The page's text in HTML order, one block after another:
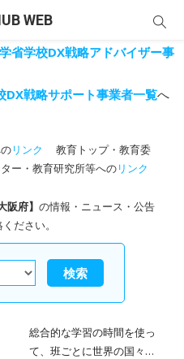
WEB
省学校DX戦略アドバイザー事
DX戦略サポート事業者一覧へ
リンク
教育トップ・教育委
ー・教育研究所等へのリンク
阪府】 の情報・ニュース・公告
ださい。
検索
総合的な学習の時間を使っ
て、班ごとに世界の国々に